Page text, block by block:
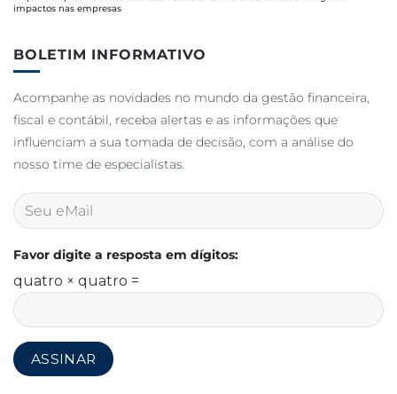
impactos nas empresas
BOLETIM INFORMATIVO
Acompanhe as novidades no mundo da gestão financeira,
fiscal e contábil, receba alertas e as informações que
influenciam a sua tomada de decisão, com a análise do
nosso time de especialistas.
Favor digite a resposta em dígitos:
quatro × quatro =